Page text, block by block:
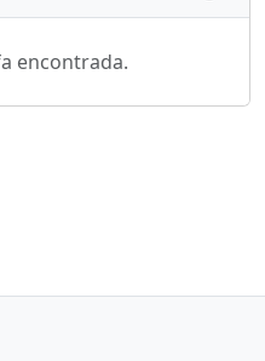
encontrada.